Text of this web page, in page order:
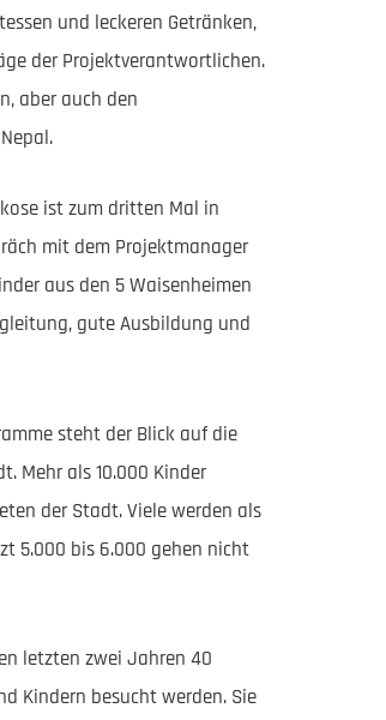
und leckeren Getränken,
der Projektverantwortlichen.
aber auch den
ist zum dritten Mal in
mit dem Projektmanager
aus den 5 Waisenheimen
gute Ausbildung und
steht der Blick auf die
Mehr als 10.000 Kinder
der Stadt. Viele werden als
5.000 bis 6.000 gehen nicht
letzten zwei Jahren 40
Kindern besucht werden. Sie